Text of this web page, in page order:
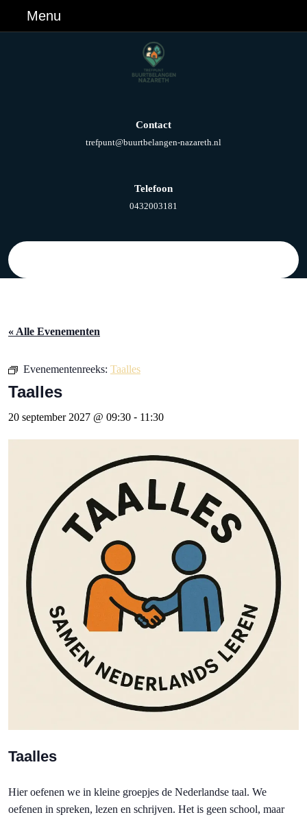
Menu
Contact
trefpunt@buurtbelangen-nazareth.nl
Telefoon
0432003181
« Alle Evenementen
Evenementenreeks: Taalles
Taalles
20 september 2027 @ 09:30 - 11:30
Taalles
Hier oefenen we in kleine groepjes de Nederlandse taal. We
oefenen in spreken, lezen en schrijven. Het is geen school, maar